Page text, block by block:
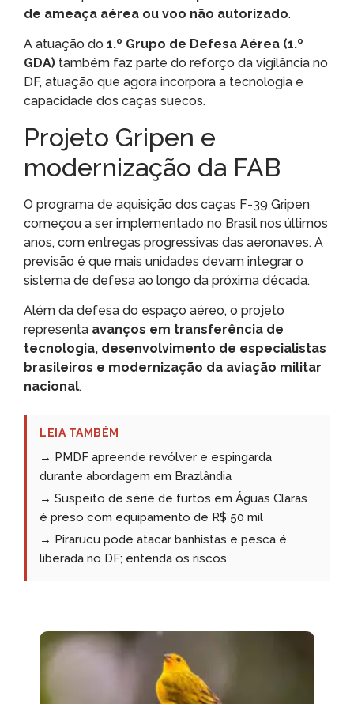
de ameaça aérea ou voo não autorizado.
A atuação do 1.º Grupo de Defesa Aérea (1.º
GDA) também faz parte do reforço da vigilância no
DF, atuação que agora incorpora a tecnologia e
capacidade dos caças suecos.
Projeto Gripen e
modernização da FAB
O programa de aquisição dos caças F-39 Gripen
começou a ser implementado no Brasil nos últimos
anos, com entregas progressivas das aeronaves. A
previsão é que mais unidades devam integrar o
sistema de defesa ao longo da próxima década.
Além da defesa do espaço aéreo, o projeto
representa avanços em transferência de
tecnologia, desenvolvimento de especialistas
brasileiros e modernização da aviação militar
nacional.
LEIA TAMBÉM
→ PMDF apreende revólver e espingarda
durante abordagem em Brazlândia
→ Suspeito de série de furtos em Águas Claras
é preso com equipamento de R$ 50 mil
→ Pirarucu pode atacar banhistas e pesca é
liberada no DF; entenda os riscos